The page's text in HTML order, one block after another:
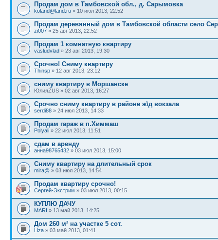
Продам дом в Тамбовской обл., д. Сарымовка
koland@land.ru » 10 июл 2013, 22:52
Продам деревянный дом в Тамбовской области село
zi007 » 25 авг 2013, 22:52
Продам 1 комнатную квартиру
vasludvlad » 23 авг 2013, 19:30
Срочно! Сниму квартиру
Thinsp » 12 авг 2013, 23:12
сниму квартиру в Моршанске
ЮлияZUS » 02 авг 2013, 16:27
Срочно сниму квартиру в районе ж\д вокзала
serdi88 » 24 июл 2013, 14:33
Продам гараж в п.Химмаш
Polyali » 22 июл 2013, 11:51
сдам в аренду
анна98765432 » 03 июл 2013, 15:00
Сниму квартиру на длительный срок
mira@ » 03 июл 2013, 14:54
Продам квартиру срочно!
Сергей-Экстрим » 03 июл 2013, 00:15
КУПЛЮ ДАЧУ
MARI » 13 май 2013, 14:25
Дом 260 м² на участке 5 сот.
Liza » 03 май 2013, 01:41